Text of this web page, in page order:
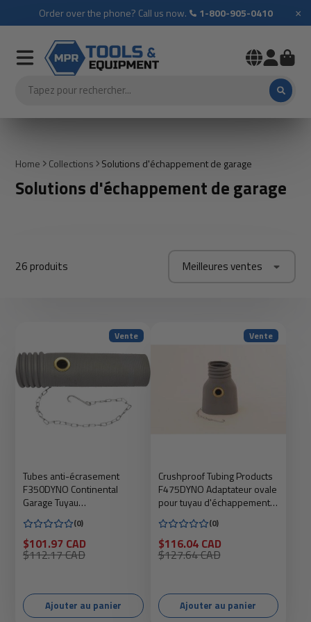
Order over the phone? Call us now. 1-800-905-0410 ×
Home Collections Solutions d'échappement de garage
Solutions d'échappement de garage
26 produits Meilleures ventes
Vente
Tubes anti-écrasement
F350DYNO Continental
Garage Tuyau
(0)
Prix
soldé
$101.97 CAD
Prix
habituel
$112.17 CAD
Ajouter au panier
Vente
Crushproof Tubing Products
F475DYNO Adaptateur ovale
pour tuyau d'échappement
(0)
Prix
soldé
$116.04 CAD
Prix
habituel
$127.64 CAD
Ajouter au panier